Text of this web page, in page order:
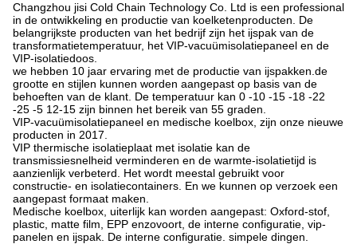
Changzhou jisi Cold Chain Technology Co. Ltd is een professional
in de ontwikkeling en productie van koelketenproducten. De
belangrijkste producten van het bedrijf zijn het ijspak van de
transformatietemperatuur, het VIP-vacuümisolatiepaneel en de
VIP-isolatiedoos.
we hebben 10 jaar ervaring met de productie van ijspakken.de
grootte en stijlen kunnen worden aangepast op basis van de
behoeften van de klant. De temperatuur kan 0 -10 -15 -18 -22
-25 -5 12-15 zijn binnen het bereik van 55 graden.
VIP-vacuümisolatiepaneel en medische koelbox, zijn onze nieuwe
producten in 2017.
VIP thermische isolatieplaat met isolatie kan de
transmissiesnelheid verminderen en de warmte-isolatietijd is
aanzienlijk verbeterd. Het wordt meestal gebruikt voor
constructie- en isolatiecontainers. En we kunnen op verzoek een
aangepast formaat maken.
Medische koelbox, uiterlijk kan worden aangepast: Oxford-stof,
plastic, matte film, EPP enzovoort, de interne configuratie, vip-
panelen en ijspak. De interne configuratie. simpele dingen.